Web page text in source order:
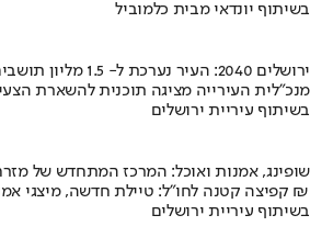
בשיתוף יונדאי מבית כלמוביל
ירושלים 2040: העיר נערכת ל- 1.5 מליון תושבים
מנכ"לית העירייה מציגה תוכנית להשארת
בשיתוף עיריית ירושלים
שופינג, אמנות ואוכל: המרכז המתחדש של
קפיצה קטנה לחו"ל: טיילת חדשה, מיצגי אמנות, וכיכרות משופצות בהשקעה של 100 מיליון ₪
בשיתוף עיריית ירושלים